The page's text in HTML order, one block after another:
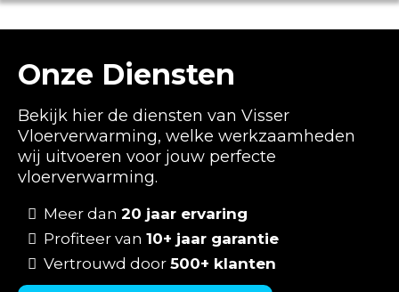
Onze Diensten
Bekijk hier de diensten van Visser
Vloerverwarming, welke werkzaamheden
wij uitvoeren voor jouw perfecte
vloerverwarming.
Meer dan 20 jaar ervaring
Profiteer van 10+ jaar garantie
Vertrouwd door 500+ klanten